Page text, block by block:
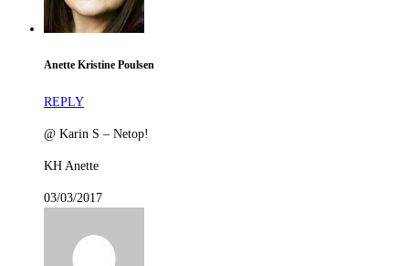
Anette Kristine Poulsen
REPLY
@ Karin S – Netop!
KH Anette
03/03/2017